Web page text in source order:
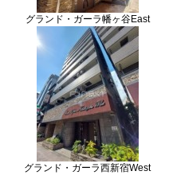
グランド・ガーラ幡ヶ谷East
グランド・ガーラ西新宿West